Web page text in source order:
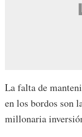
La falta de
en los bordos son
millonaria